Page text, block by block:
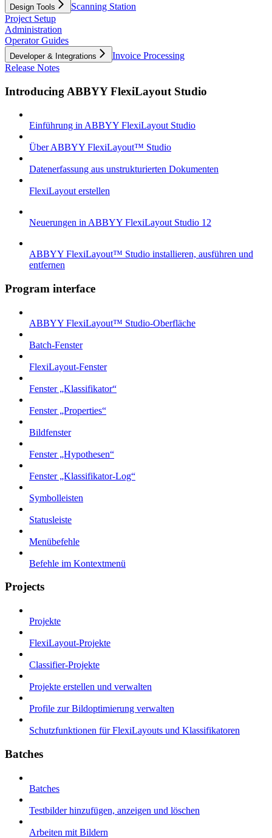
Design Tools
Scanning Station
Project Setup
Administration
Operator Guides
Developer & Integrations
Invoice Processing
Release Notes
Introducing ABBYY FlexiLayout Studio
Einführung in ABBYY FlexiLayout Studio
Über ABBYY FlexiLayout™ Studio
Datenerfassung aus unstrukturierten Dokumenten
FlexiLayout erstellen
Neuerungen in ABBYY FlexiLayout Studio 12
ABBYY FlexiLayout™ Studio installieren, ausführen und
entfernen
Program interface
ABBYY FlexiLayout™ Studio-Oberfläche
Batch-Fenster
FlexiLayout-Fenster
Fenster „Klassifikator“
Fenster „Properties“
Bildfenster
Fenster „Hypothesen“
Fenster „Klassifikator-Log“
Symbolleisten
Statusleiste
Menübefehle
Befehle im Kontextmenü
Projects
Projekte
FlexiLayout-Projekte
Classifier-Projekte
Projekte erstellen und verwalten
Profile zur Bildoptimierung verwalten
Schutzfunktionen für FlexiLayouts und Klassifikatoren
Batches
Batches
Testbilder hinzufügen, anzeigen und löschen
Arbeiten mit Bildern